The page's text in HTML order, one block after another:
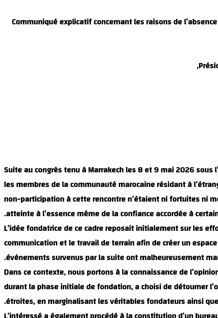
Communiqué explicatif concernant les raisons de
Suite au congrès tenu à Marrakech les 8 et 9 mai 2026 sous
les membres de la communauté marocaine résidant à
non-participation à cette rencontre n’étaient ni fortuites ni
atteinte à l’essence même de la confiance accordée à
L’idée fondatrice de ce cadre reposait initialement sur les
communication et le travail de terrain afin de créer un
événements survenus par la suite ont malheureusement
Dans ce contexte, nous portons à la connaissance de
durant la phase initiale de fondation, a choisi de détourner
étroites, en marginalisant les véritables fondateurs ainsi